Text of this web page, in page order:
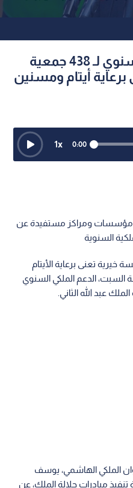
تسليم الدعم الملكي السنوي لـ 438 جمعية
أيتام ومسنين
0:00
1x
ومراكز مستفيدة عن
السنوية
خيرية تعنى برعاية الأيتام
السبت، الدعم الملكي السنوي
عبد الله الثاني.
الملكي الهاشمي، يوسف
مبادرات جلالة الملك، عن